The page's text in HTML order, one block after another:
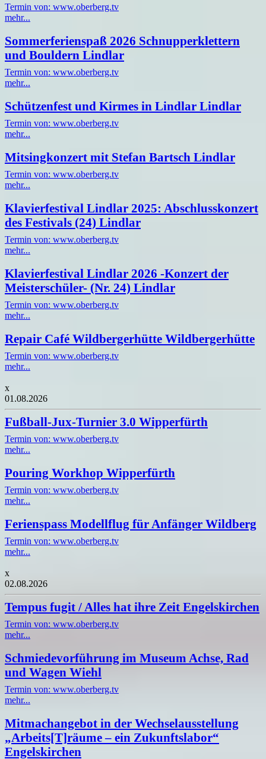
Termin von: www.oberberg.tv
mehr...
Sommerferienspaß 2026 Schnupperklettern
und Bouldern Lindlar
Termin von: www.oberberg.tv
mehr...
Schützenfest und Kirmes in Lindlar Lindlar
Termin von: www.oberberg.tv
mehr...
Mitsingkonzert mit Stefan Bartsch Lindlar
Termin von: www.oberberg.tv
mehr...
Klavierfestival Lindlar 2025: Abschlusskonzert
des Festivals (24) Lindlar
Termin von: www.oberberg.tv
mehr...
Klavierfestival Lindlar 2026 -Konzert der
Meisterschüler- (Nr. 24) Lindlar
Termin von: www.oberberg.tv
mehr...
Repair Café Wildbergerhütte Wildbergerhütte
Termin von: www.oberberg.tv
mehr...
x
01.08.2026
Fußball-Jux-Turnier 3.0 Wipperfürth
Termin von: www.oberberg.tv
mehr...
Pouring Workhop Wipperfürth
Termin von: www.oberberg.tv
mehr...
Ferienspass Modellflug für Anfänger Wildberg
Termin von: www.oberberg.tv
mehr...
x
02.08.2026
Tempus fugit / Alles hat ihre Zeit Engelskirchen
Termin von: www.oberberg.tv
mehr...
Schmiedevorführung im Museum Achse, Rad
und Wagen Wiehl
Termin von: www.oberberg.tv
mehr...
Mitmachangebot in der Wechselausstellung
„Arbeits[T]räume – ein Zukunftslabor“
Engelskirchen